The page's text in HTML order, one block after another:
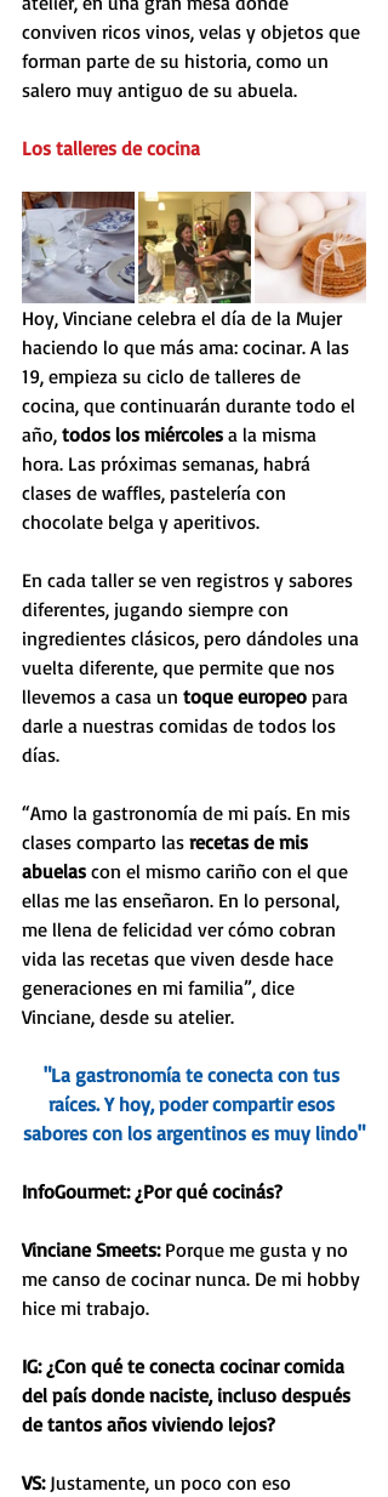
conviven ricos vinos, velas y objetos que
forman parte de su historia, como un
salero muy antiguo de su abuela.
Los talleres de cocina
Hoy, Vinciane celebra el día de la Mujer
haciendo lo que más ama: cocinar. A las
19, empieza su ciclo de talleres de
cocina, que continuarán durante todo el
año, todos los miércoles a la misma
hora. Las próximas semanas, habrá
clases de waffles, pastelería con
chocolate belga y aperitivos.
En cada taller se ven registros y sabores
diferentes, jugando siempre con
ingredientes clásicos, pero dándoles una
vuelta diferente, que permite que nos
llevemos a casa un toque europeo para
darle a nuestras comidas de todos los
días.
“Amo la gastronomía de mi país. En mis
clases comparto las recetas de mis
abuelas con el mismo cariño con el que
ellas me las enseñaron. En lo personal,
me llena de felicidad ver cómo cobran
vida las recetas que viven desde hace
generaciones en mi familia”, dice
Vinciane, desde su atelier.
"La gastronomía te conecta con tus
raíces. Y hoy, poder compartir esos
sabores con los argentinos es muy lindo"
InfoGourmet: ¿Por qué cocinás?
Vinciane Smeets: Porque me gusta y no
me canso de cocinar nunca. De mi hobby
hice mi trabajo.
IG: ¿Con qué te conecta cocinar comida
del país donde naciste, incluso después
de tantos años viviendo lejos?
VS: Justamente, un poco con eso